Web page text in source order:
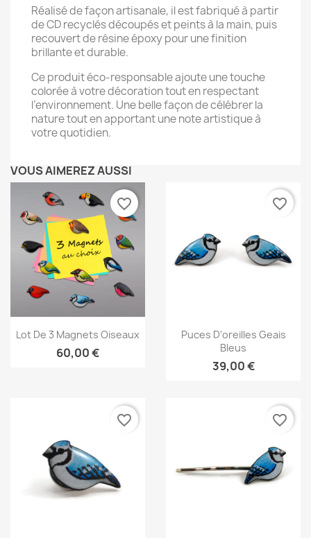
Réalisé de façon artisanale, il est fabriqué à partir
de CD recyclés découpés et peints à la main, puis
recouvert de résine époxy pour une finition
brillante et durable.
Ce produit éco-responsable ajoute une touche
colorée à votre décoration tout en respectant
l’environnement. Une belle façon de célébrer la
nature tout en apportant une note artistique à
votre quotidien.
VOUS AIMEREZ AUSSI
 Aperçu rapide
Lot De 3 Magnets Oiseaux
60,00 €
favorite_border
Aperçu rapide
Puces D'oreilles Geais
Bleus
39,00 €
favorite_border
favorite_border favorite_border